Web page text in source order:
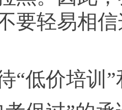
要轻易相
价培训”